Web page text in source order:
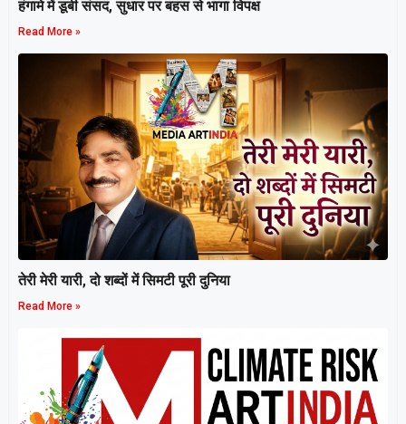
हंगामे में डूबी संसद, सुधार पर बहस से भागा विपक्ष
Read More »
तेरी मेरी यारी, दो शब्दों में सिमटी पूरी दुनिया
Read More »